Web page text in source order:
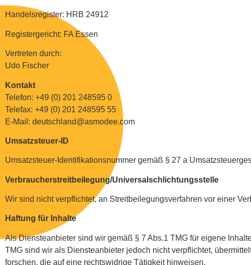
Handelsregister: HRB 24912
Registergericht: FA Essen
Vertreten durch:
Udo Fischer
Kontakt
Telefon: +49 (0) 201 248595 0
Telefax: +49 (0) 201 248595 55
E-Mail: deutschland@asmodee.com
Umsatzsteuer-ID
Umsatzsteuer-Identifikationsnummer gemäß § 27 a
Verbraucherstreitbeilegung/Universalschlichtungsstelle
Wir sind nicht verpflichtet, an Streitbeilegungsverfahren vor einer
Haftung für Inhalte
Als Diensteanbieter sind wir gemäß § 7 Abs.1 TMG für eigene
TMG sind wir als Diensteanbieter jedoch nicht verpflichtet,
forschen, die auf eine rechtswidrige Tätigkeit hinweisen.